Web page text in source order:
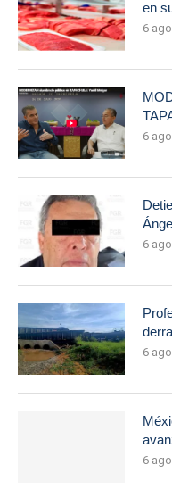
en
6
6
6
6
6